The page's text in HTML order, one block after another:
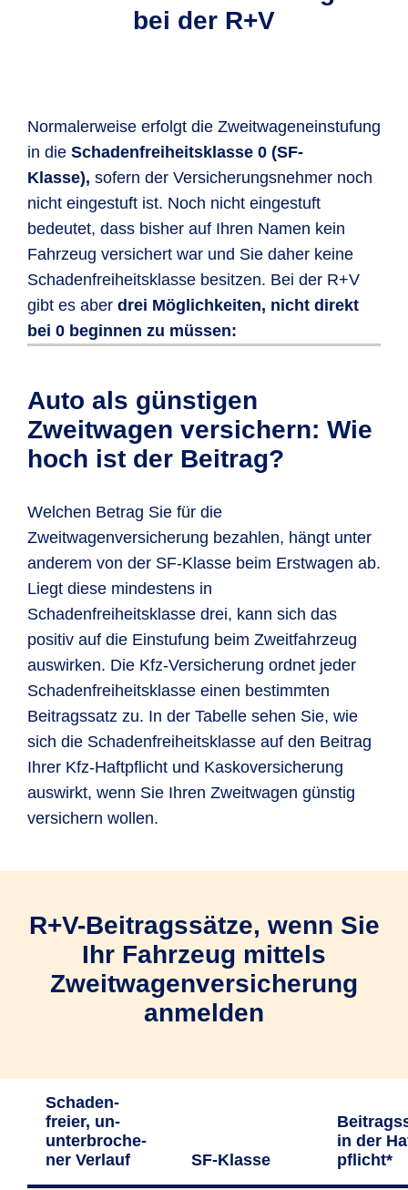
bei der R+V
Normalerweise erfolgt die Zweitwageneinstufung
in die Schadenfreiheitsklasse 0 (SF-
Klasse), sofern der Versicherungsnehmer noch
nicht eingestuft ist. Noch nicht eingestuft
bedeutet, dass bisher auf Ihren Namen kein
Fahrzeug versichert war und Sie daher keine
Schadenfreiheitsklasse besitzen. Bei der R+V
gibt es aber drei Möglichkeiten, nicht direkt
bei 0 beginnen zu müssen:
Ihrer letzten Versicherung vorliegen
haben und Sie
Ihre Fahrerlaubnis mindestens ein
Jahrbesitzen, erfolgt eine Einstufung in
versichern, müssen Sie
ebenfalls schadenfrei gefahren
sein.Zudem müssen Sie folgende
Voraussetzungen erfüllen:
Ihr Erstfahrzeug istmindestens in SF-
versichert.
Das Erstfahrzeug muss einPkw,
Kraftrad, Leichtkraftrad, Lkw (bis
3,5 t) oder ein Camping-Kfzsein.
DieZulassung des
Erstfahrzeugsläuft auf Sie, Ihre/n
Ehepartner/in, Ihre/n eingetragene/n
Lebenspartner/in oder in häuslicher
Gemeinschaft lebende/r
Lebenspartner/in.
können Sie Ihren Zweitwagen dank der
Zweitwagenregelung sogar mit SF-Klasse
3 günstig versichern:
Ihr bereits versichertes Fahrzeug
(Erstfahrzeug) ist mindestens in SF-
Klasse 3 eingestuft.
Sowohl Sie als auch der Fahrer des
zusätzlichen Fahrzeugs
sindmindestens 23 Jahre alt.
Die Zulassung beider Autos erfolgt auf
Sie oder eine gleichgestellte Person
des ersten Wagens. Gleichgestellt sind
Ihnen hierbeiLebenspartner/in,
Ehepartner/in, in häuslicher
Gemeinschaft lebende/r
Lebenspartner/in und eingetragene
Auto als günstigen
Zweitwagen versichern: Wie
hoch ist der Beitrag?
Welchen Betrag Sie für die
Zweitwagenversicherung bezahlen, hängt unter
anderem von der SF-Klasse beim Erstwagen ab.
Liegt diese mindestens in
Schadenfreiheitsklasse drei, kann sich das
positiv auf die Einstufung beim Zweitfahrzeug
auswirken. Die Kfz-Versicherung ordnet jeder
Schadenfreiheitsklasse einen bestimmten
Beitragssatz zu. In der Tabelle sehen Sie, wie
sich die Schadenfreiheitsklasse auf den Beitrag
Ihrer Kfz-Haftpflicht und Kaskoversicherung
auswirkt, wenn Sie Ihren Zweitwagen günstig
versichern wollen.
R+V-Beitragssätze, wenn Sie
Ihr Fahrzeug mittels
Zweitwagenversicherung
anmelden
Schaden­
freier, un­
unter­bro­che­
ner Ver­lauf
SF-Klasse
in der
pflicht*